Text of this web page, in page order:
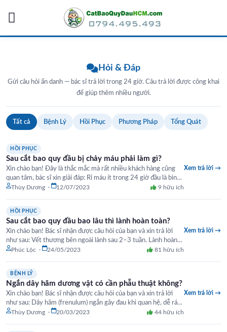
Hỏi & Đáp
Gửi câu hỏi ẩn danh — bác sĩ trả lời trong 24 giờ. Câu trả lời được công khai
để giúp thêm nhiều người.
Tất cả Bệnh Lý Hồi Phục Phương Pháp Tổng Quát
HỒI PHỤC
Sau cắt bao quy đầu bị chảy máu phải làm gì?
Xin chào bạn! Đây là thắc mắc mà rất nhiều khách hàng cũng
quan tâm, bác sĩ xin giải đáp: Rỉ máu ít trong 24 giờ đầu là bình
thường.…
Thùy Dương · 12/07/2023 9 hữu ích
Xem trả lời →
HỒI PHỤC
Sau cắt bao quy đầu bao lâu thì lành hoàn toàn?
Xin chào bạn! Bác sĩ nhận được câu hỏi của bạn và xin trả lời
như sau: Vết thương bên ngoài lành sau 2–3 tuần. Lành hoàn
toàn (bao gồm…
Phúc Lộc · 24/05/2023 81 hữu ích
Xem trả lời →
BỆNH LÝ
Ngắn dây hãm dương vật có cần phẫu thuật không?
Xin chào bạn! Bác sĩ nhận được câu hỏi của bạn và xin trả lời
như sau: Dây hãm (frenulum) ngắn gây đau khi quan hệ, dễ rách
và chảy…
Thùy Dương · 20/03/2023 44 hữu ích
Xem trả lời →